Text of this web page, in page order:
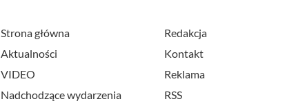
Strona główna
Aktualności
VIDEO
Nadchodzące wydarzenia
Redakcja
Kontakt
Reklama
RSS